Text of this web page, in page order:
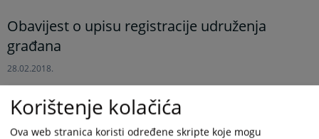
Obavijest o upisu registracije udruženja
građana
28.02.2018.
početka rada Okružnog suda u Prijedoru nadležan za poslove
upisa registracije udruženja građana i fondacija u skladu sa
odredbom čl. 30. Zakona o sudovima Republike Srpske
Korištenje kolačića
Ova web stranica koristi određene skripte koje mogu